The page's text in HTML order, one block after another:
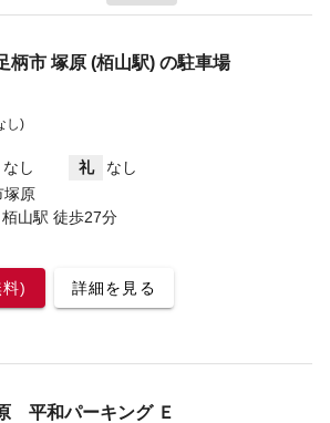
柄市 塚原 (栢山駅) の駐車場
し)
なし 礼
なし
塚原
山駅 徒歩27分
) 詳細を見る
平和パーキング Ｅ